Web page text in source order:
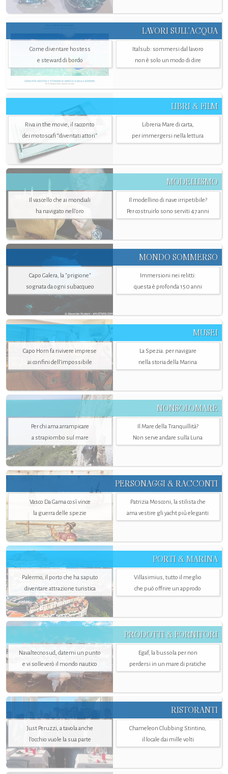
LAVORI SULL’ACQUA
Come diventare hostess
e steward di bordo
Italsub: sommersi dal lavoro
non è solo un modo di dire
LIBRI & FILM
Riva in the movie, il racconto
dei motoscafi “diventati attori”
Libreria Mare di carta,
per immergersi nella lettura
MODELLISMO
Il vascello che ai mondiali
ha navigato nell’oro
Il modellino di nave irripetibile?
Per costruirlo sono serviti 47 anni
MONDO SOMMERSO
Capo Galera, la "prigione"
sognata da ogni subacqueo
Immersioni nei relitti:
questa è profonda 150 anni
MUSEI
Capo Horn fa rivivere imprese
ai confini dell’impossibile
La Spezia. per navigare
nella storia della Marina
NONSOLOMARE
Per chi ama arrampicare
a strapiombo sul mare
Il Mare della Tranquillità?
Non serve andare sulla Luna
PERSONAGGI & RACCONTI
Vasco Da Gama così vince
la guerra delle spezie
Patrizia Mosconi, la stilista che
ama vestire gli yacht più eleganti
PORTI & MARINA
Palermo, il porto che ha saputo
diventare attrazione turistica
Villasimius, tutto il meglio
che può offrire un approdo
PRODOTTI & FORNITORI
Navaltecnosud, datemi un punto
e vi solleverò il mondo nautico
Egaf, la bussola per non
perdersi in un mare di pratiche
RISTORANTI
Just Peruzzi, a tavola anche
l’occhio vuole la sua parte
Chameleon Clubbing Stintino,
il locale dai mille volti